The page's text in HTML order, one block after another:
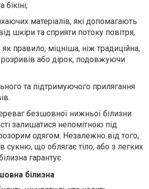
бікіні;
матеріалів, які допомагають
шкіри та сприяти потоку повітря;
правило, міцніша, ніж традиційна,
або дірок, подовжуючи
та підтримуючого прилягання
.
безшовної нижньої білизни
залишатися непомітною під
одягом. Незалежно від того,
в сукню, що облягає тіло, або з легких
гарантує.
білизна